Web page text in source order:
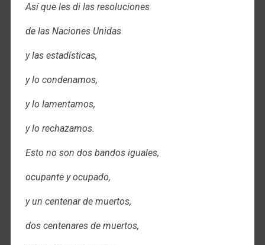
Así que les di las resoluciones
de las Naciones Unidas
y las estadísticas,
y lo condenamos,
y lo lamentamos,
y lo rechazamos.
Esto no son dos bandos iguales,
ocupante y ocupado,
y un centenar de muertos,
dos centenares de muertos,